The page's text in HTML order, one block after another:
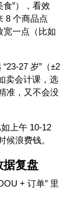
食”），看效
8 个商品点
宽一点（比如
“23-27 岁” （±2
卖会计课，选
准，又不会没
上午 10-12
候浪费钱。
据复盘
+ 订单” 里